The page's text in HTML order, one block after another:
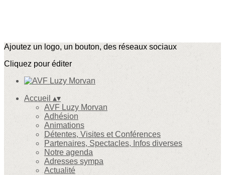
Ajoutez un logo, un bouton, des réseaux sociaux
Cliquez pour éditer
Accueil ▴▾
AVF Luzy Morvan
Adhésion
Animations
Détentes, Visites et Conférences
Partenaires, Spectacles, Infos diverses
Notre agenda
Adresses sympa
Actualité